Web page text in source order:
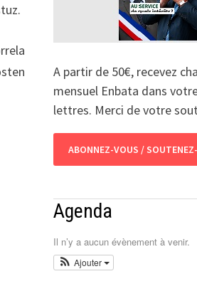
A partir de 50€, recevez
mensuel Enbata dans
lettres. Merci de votre
ABONNEZ-VOUS /
Agenda
Il n’y a aucun évènement à venir.
Ajouter